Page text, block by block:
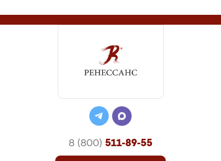
8 (800) 511-89-55